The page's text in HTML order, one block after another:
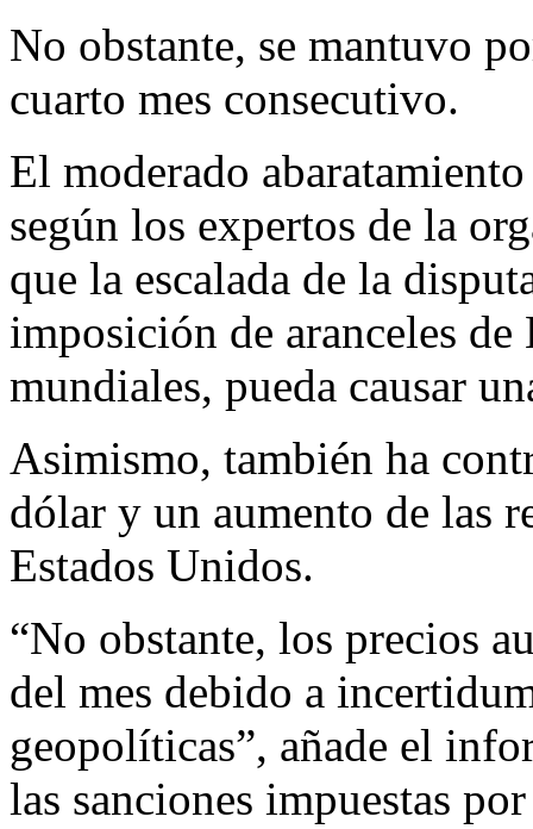
No obstante, se mantuvo
cuarto mes consecutivo.
El moderado
según los expertos de la
que la escalada de la
imposición de aranceles
mundiales, pueda causar
Asimismo, también ha
dólar y un aumento de las
Estados Unidos.
“No obstante, los precios
del mes debido a
geopolíticas”, añade el
las sanciones impuestas